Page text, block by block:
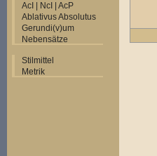
AcI | NcI | AcP
Ablativus Absolutus
Gerundi(v)um
Nebensätze
Stilmittel
Metrik